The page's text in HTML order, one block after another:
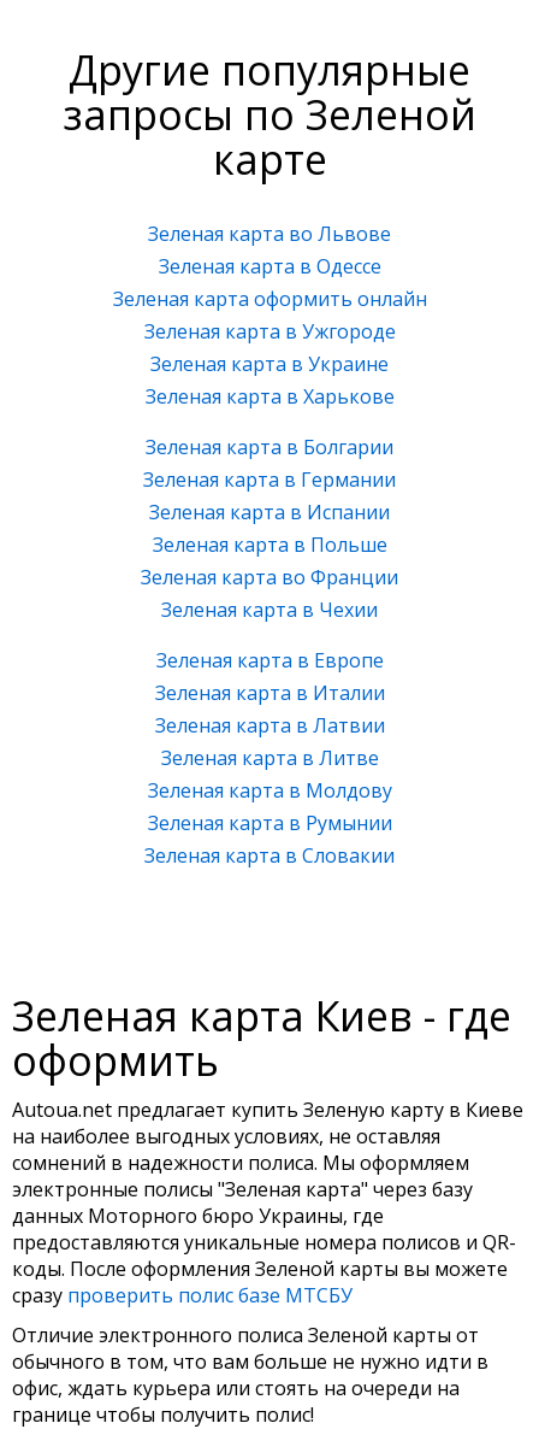
Другие популярные
запросы по Зеленой
карте
Зеленая карта во Львове
Зеленая карта в Одессе
Зеленая карта оформить онлайн
Зеленая карта в Ужгороде
Зеленая карта в Украине
Зеленая карта в Харькове
Зеленая карта в Болгарии
Зеленая карта в Германии
Зеленая карта в Испании
Зеленая карта в Польше
Зеленая карта во Франции
Зеленая карта в Чехии
Зеленая карта в Европе
Зеленая карта в Италии
Зеленая карта в Латвии
Зеленая карта в Литве
Зеленая карта в Молдову
Зеленая карта в Румынии
Зеленая карта в Словакии
Зеленая карта Киев - где
оформить
Autoua.net предлагает купить Зеленую карту в Киеве
на наиболее выгодных условиях, не оставляя
сомнений в надежности полиса. Мы оформляем
электронные полисы "Зеленая карта" через базу
данных Моторного бюро Украины, где
предоставляются уникальные номера полисов и QR-
коды. После оформления Зеленой карты вы можете
сразу проверить полис базе МТСБУ
Отличие электронного полиса Зеленой карты от
обычного в том, что вам больше не нужно идти в
офис, ждать курьера или стоять на очереди на
границе чтобы получить полис!